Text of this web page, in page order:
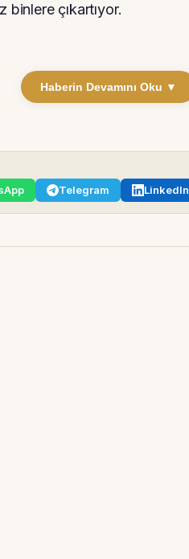
binlere çıkartıyor.
Haberin Devamını Oku ▼
Telegram LinkedIn